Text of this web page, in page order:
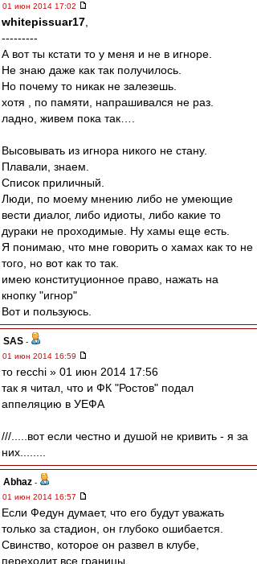
01 июн 2014 17:02
whitepissuar17
---------
А вот ты кстати то у меня и не в игноре.
Не знаю даже как так получилось.
Но почему то никак не залезешь.
хотя , по памяти, напрашивался не раз.
ладно, живем пока так….
Высовывать из игнора никого не стану.
Плавали, знаем.
Список приличный.
Люди, по моему мнению либо не умеющие
вести диалог, либо идиоты, либо какие то
дураки не проходимые. Ну хамы еще есть.
Я понимаю, что мне говорить о хамах как то не
того, но вот как то так.
имею конституционное право, нажать на
кнопку "игнор"
Вот и пользуюсь.
SAS -
01 июн 2014 16:59
то recchi » 01 июн 2014 17:56
так я читал, что и ФК "Ростов" подал
аппеляцию в УЕФА
///.....вот если честно и душой не кривить - я за
них........
Abhaz -
01 июн 2014 16:57
Если Федун думает, что его будут уважать
только за стадион, он глубоко ошибается.
Свинство, которое он развел в клубе,
переходит все границы.